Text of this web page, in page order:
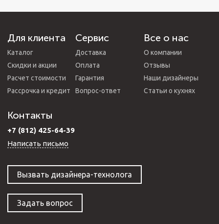
Для клиента
Каталог
Скидки и акции
Расчет стоимости
Рассрочка и кредит
Сервис
Доставка
Оплата
Гарантия
Вопрос-ответ
Все о нас
О компании
Отзывы
Наши дизайнеры
Статьи о кухнях
Контакты
+7 (812) 425-64-39
Написать письмо
Вызвать дизайнера-технолога
Задать вопрос